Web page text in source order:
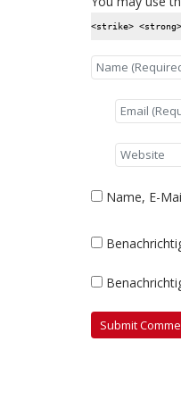
<strike> <strong>
Name, E-